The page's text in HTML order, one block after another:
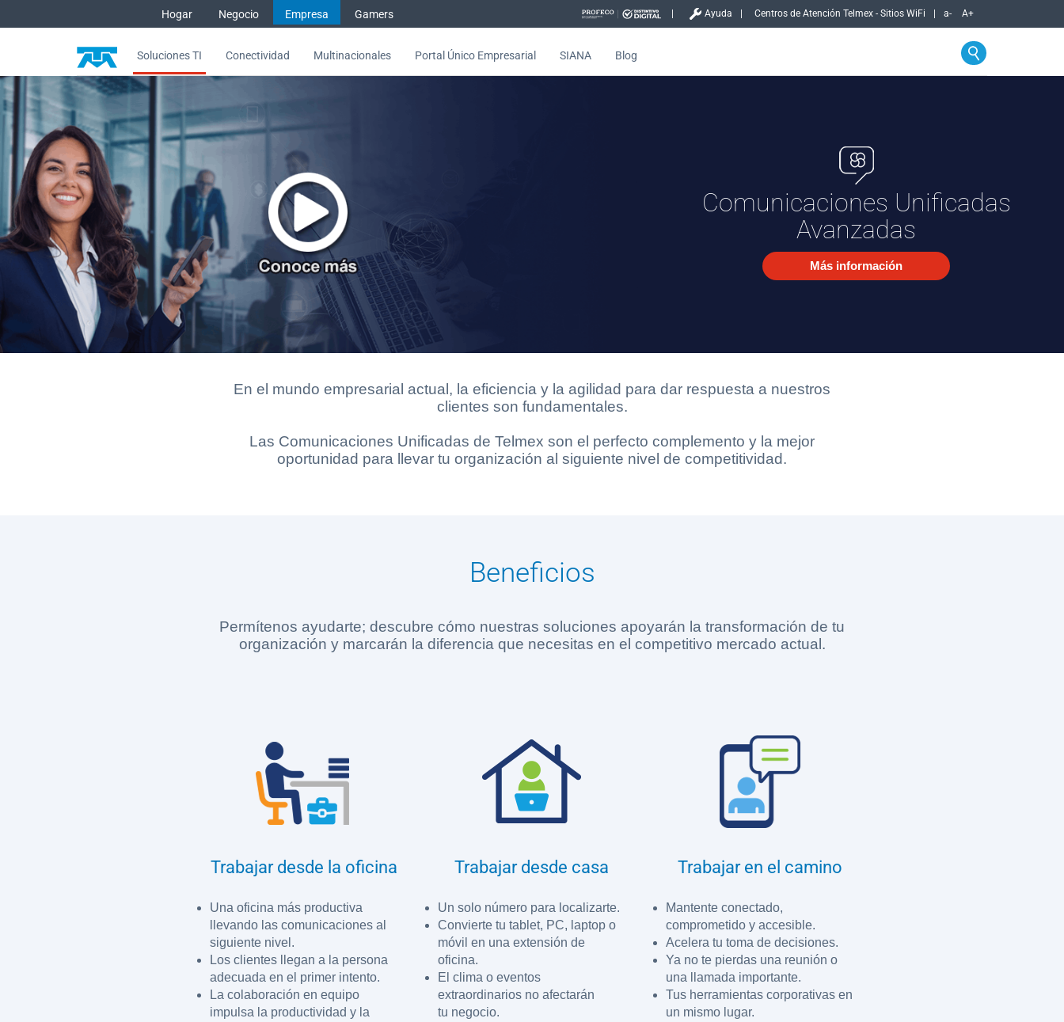
Hogar Negocio Empresa Gamers Ayuda Centros de Atención Telmex - Sitios WiFi a- A+
Soluciones TI Conectividad Multinacionales Portal Único Empresarial SIANA Blog
Con Comunicaciones Unificadas Avanzadas marca la diferencia - Empresas
Comunicaciones Unificadas
Avanzadas
Más información
En el mundo empresarial actual, la eficiencia y la agilidad para dar respuesta a nuestros
clientes son fundamentales.
Las Comunicaciones Unificadas de Telmex son el perfecto complemento y la mejor
oportunidad para llevar tu organización al siguiente nivel de competitividad.
Beneficios
Permítenos ayudarte; descubre cómo nuestras soluciones apoyarán la transformación de tu
organización y marcarán la diferencia que necesitas en el competitivo mercado actual.
Trabajar desde la oficina
Una oficina más productiva
llevando las comunicaciones al
siguiente nivel.
Los clientes llegan a la persona
adecuada en el primer intento.
La colaboración en equipo
impulsa la productividad y la
Trabajar desde casa
Un solo número para localizarte.
Convierte tu tablet, PC, laptop o
móvil en una extensión de
oficina.
El clima o eventos
extraordinarios no afectarán
tu negocio.
Trabajar en el camino
Mantente conectado,
comprometido y accesible.
Acelera tu toma de decisiones.
Ya no te pierdas una reunión o
una llamada importante.
Tus herramientas corporativas en
un mismo lugar.